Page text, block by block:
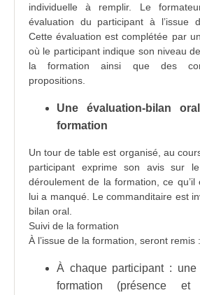
individuelle à remplir. Le
évaluation du participant à l’issue
Cette évaluation est complétée par
où le participant indique son niveau
la formation ainsi que des
propositions.
Une évaluation-bilan
formation
Un tour de table est organisé, au
participant exprime son avis sur
déroulement de la formation, ce
lui a manqué. Le commanditaire est
bilan oral.
Suivi de la formation
À l’issue de la formation, seront remis :
À chaque participant : une
formation (présence et